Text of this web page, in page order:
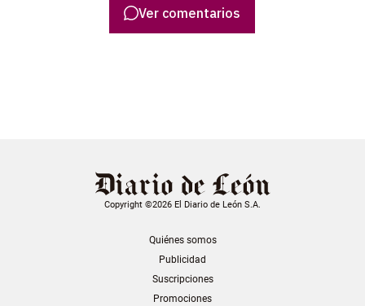
Ver comentarios
Copyright ©2026 El Diario de León S.A.
Quiénes somos
Publicidad
Suscripciones
Promociones